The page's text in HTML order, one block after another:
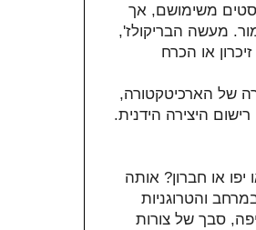
משימושם, אך
מעשה הבריקולז',
או הכרח
של הארכיטקטורה,
היצירה הידנית.
או חברון? אותה
והטרוגניות
סבך של צורות